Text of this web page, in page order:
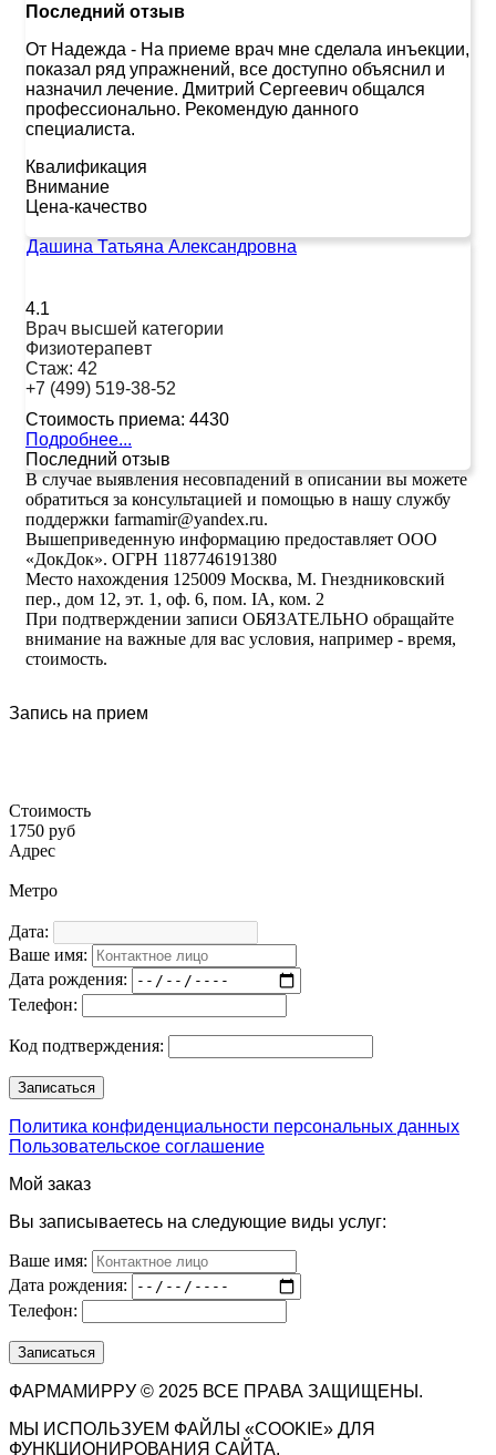
Последний отзыв
От Надежда - На приеме врач мне сделала инъекции,
показал ряд упражнений, все доступно объяснил и
назначил лечение. Дмитрий Сергеевич общался
профессионально. Рекомендую данного
специалиста.
Квалификация
Внимание
Цена-качество
Дашина Татьяна Александровна
4.1
Врач высшей категории
Физиотерапевт
Стаж: 42
+7 (499) 519-38-52
Стоимость приема: 4430
Подробнее...
Последний отзыв
В случае выявления несовпадений в описании вы можете
обратиться за консультацией и помощью в нашу службу
поддержки farmamir@yandex.ru.
Вышеприведенную информацию предоставляет ООО
«ДокДок». ОГРН 1187746191380
Место нахождения 125009 Москва, М. Гнездниковский
пер., дом 12, эт. 1, оф. 6, пом. IA, ком. 2
При подтверждении записи ОБЯЗАТЕЛЬНО обращайте
внимание на важные для вас условия, например - время,
стоимость.
Запись на прием
Стоимость
1750 руб
Адрес
Метро
Дата:
Ваше имя:
Дата рождения:
Телефон:
Код подтверждения:
Политика конфиденциальности персональных данных
Пользовательское соглашение
Мой заказ
Вы записываетесь на следующие виды услуг:
Ваше имя:
Дата рождения:
Телефон:
ФАРМАМИРРУ © 2025 ВСЕ ПРАВА ЗАЩИЩЕНЫ.
МЫ ИСПОЛЬЗУЕМ ФАЙЛЫ «COOKIE» ДЛЯ
ФУНКЦИОНИРОВАНИЯ САЙТА.